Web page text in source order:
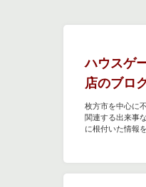
ハウスゲ
店のブロ
枚方市を中心に
関連する出来事
に根付いた情報